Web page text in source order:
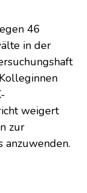
46
in der
weigert
zur
anzuwenden.